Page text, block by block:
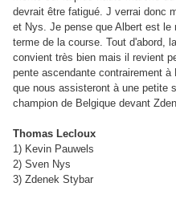
devrait être fatigué. J verrai donc
et Nys. Je pense que Albert est
terme de la course. Tout d'abord,
convient très bien mais il revient
pente ascendante contrairement
que nous assisteront à une petite
champion de Belgique devant
Thomas Lecloux
1) Kevin Pauwels
2) Sven Nys
3) Zdenek Stybar